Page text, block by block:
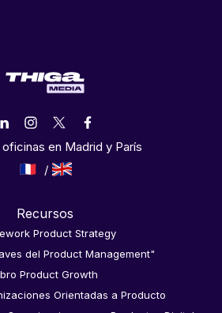
en Madrid y París
Recursos
Product Strategy
del Product Management"
Product Growth
Orientadas a Producto